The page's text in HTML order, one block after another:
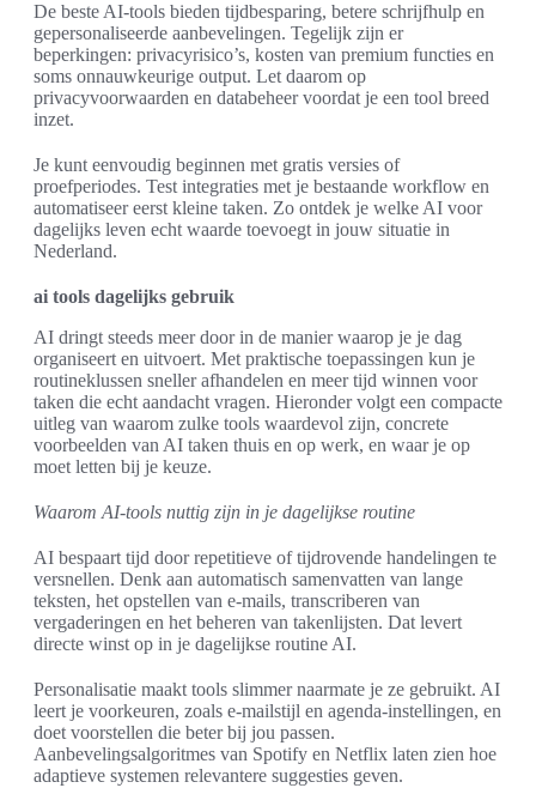
De beste AI-tools bieden tijdbesparing, betere schrijfhulp en
gepersonaliseerde aanbevelingen. Tegelijk zijn er
beperkingen: privacyrisico’s, kosten van premium functies en
soms onnauwkeurige output. Let daarom op
privacyvoorwaarden en databeheer voordat je een tool breed
inzet.
Je kunt eenvoudig beginnen met gratis versies of
proefperiodes. Test integraties met je bestaande workflow en
automatiseer eerst kleine taken. Zo ontdek je welke AI voor
dagelijks leven echt waarde toevoegt in jouw situatie in
Nederland.
ai tools dagelijks gebruik
AI dringt steeds meer door in de manier waarop je je dag
organiseert en uitvoert. Met praktische toepassingen kun je
routineklussen sneller afhandelen en meer tijd winnen voor
taken die echt aandacht vragen. Hieronder volgt een compacte
uitleg van waarom zulke tools waardevol zijn, concrete
voorbeelden van AI taken thuis en op werk, en waar je op
moet letten bij je keuze.
Waarom AI-tools nuttig zijn in je dagelijkse routine
AI bespaart tijd door repetitieve of tijdrovende handelingen te
versnellen. Denk aan automatisch samenvatten van lange
teksten, het opstellen van e-mails, transcriberen van
vergaderingen en het beheren van takenlijsten. Dat levert
directe winst op in je dagelijkse routine AI.
Personalisatie maakt tools slimmer naarmate je ze gebruikt. AI
leert je voorkeuren, zoals e-mailstijl en agenda-instellingen, en
doet voorstellen die beter bij jou passen.
Aanbevelingsalgoritmes van Spotify en Netflix laten zien hoe
adaptieve systemen relevantere suggesties geven.